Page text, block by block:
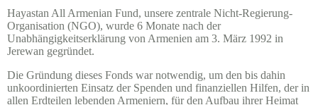
Hayastan All Armenian Fund, unsere zentrale Nicht-Regierung-
Organisation (NGO), wurde 6 Monate nach der
Unabhängigkeitserklärung von Armenien am 3. März 1992 in
Jerewan gegründet.
Die Gründung dieses Fonds war notwendig, um den bis dahin
unkoordinierten Einsatz der Spenden und finanziellen Hilfen, der in
allen Erdteilen lebenden Armeniern, für den Aufbau ihrer Heimat